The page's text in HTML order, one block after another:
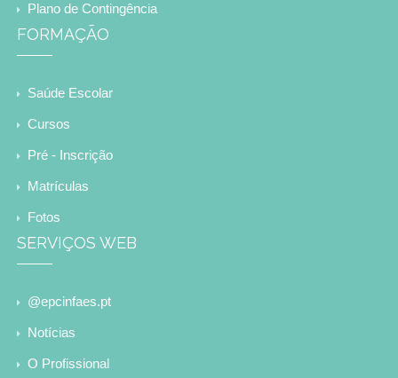
Plano de Contingência
FORMAÇÃO
Saúde Escolar
Cursos
Pré - Inscrição
Matrículas
Fotos
SERVIÇOS WEB
@epcinfaes.pt
Notícias
O Profissional